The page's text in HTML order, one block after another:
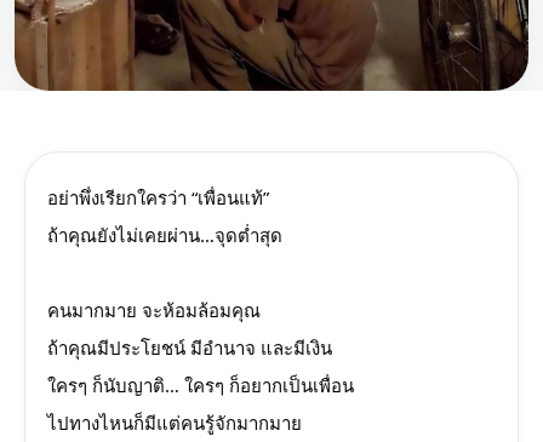
อย่าพึ่งเรียกใครว่า “เพื่อนแท้”
ถ้าคุณยังไม่เคยผ่าน…จุดต่ำสุด
คนมากมาย จะห้อมล้อมคุณ
ถ้าคุณมีประโยชน์ มีอำนาจ และมีเงิน
ใครๆ ก็นับญาติ… ใครๆ ก็อยากเป็นเพื่อน
ไปทางไหนก็มีแต่คนรู้จักมากมาย